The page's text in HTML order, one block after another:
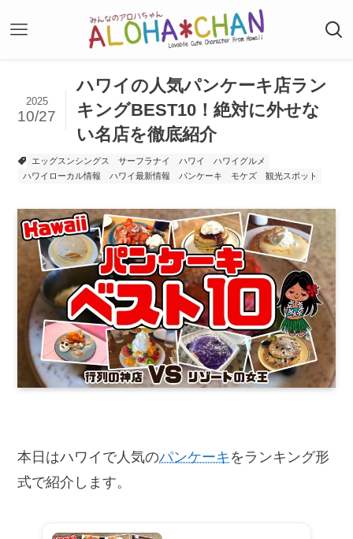
ハワイの人気パンケーキ店ラン
キングBEST10！絶対に外せな
い名店を徹底紹介
2025
10/27
エッグスンシングス サーフラナイ ハワイ
ハワイグルメ
ハワイローカル情報
ハワイ最新情報 パンケーキ モケズ 観光スポット
本日はハワイで人気のパンケーキ をランキング形
式で紹介します。